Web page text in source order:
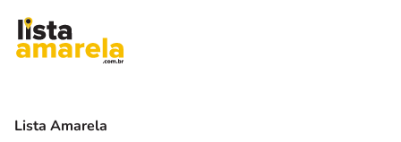
Lista Amarela